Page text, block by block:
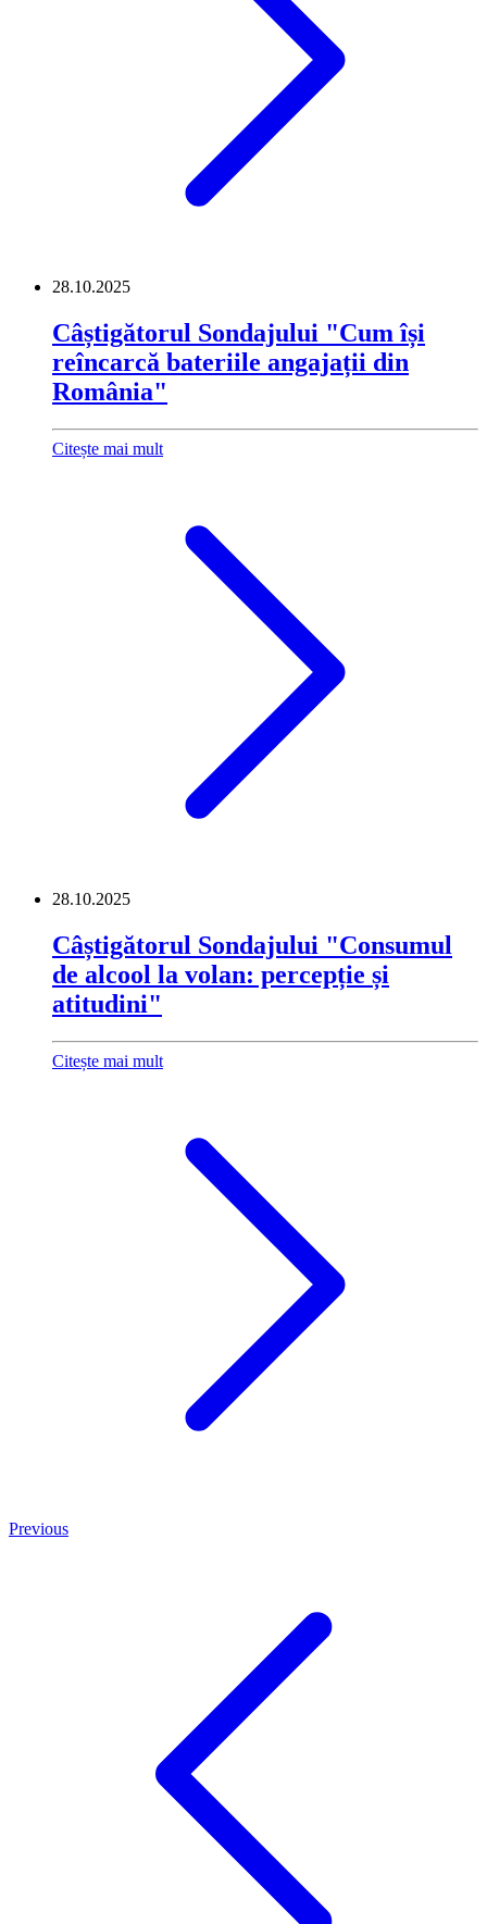
28.10.2025
Câștigătorul Sondajului "Cum își
reîncarcă bateriile angajații din
România"
Citește mai mult
28.10.2025
Câștigătorul Sondajului "Consumul
de alcool la volan: percepție și
atitudini"
Citește mai mult
Previous